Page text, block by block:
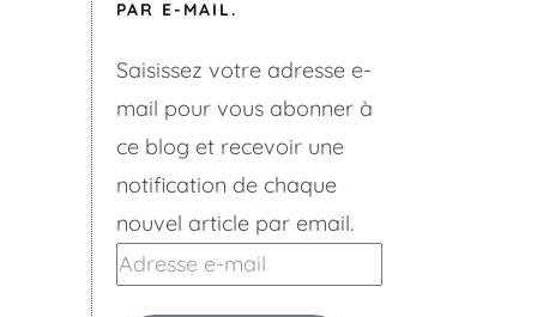
PAR E-MAIL.
Saisissez votre adresse e-
mail pour vous abonner à
ce blog et recevoir une
notification de chaque
nouvel article par email.
Adresse